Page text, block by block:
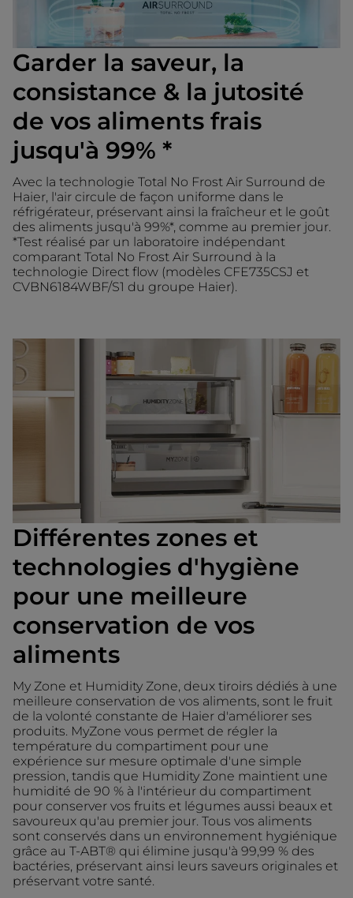
Garder la saveur, la
consistance & la jutosité
de vos aliments frais
jusqu'à 99% *
Avec la technologie Total No Frost Air Surround de
Haier, l'air circule de façon uniforme dans le
réfrigérateur, préservant ainsi la fraîcheur et le goût
des aliments jusqu'à 99%*, comme au premier jour.
*Test réalisé par un laboratoire indépendant
comparant Total No Frost Air Surround à la
technologie Direct flow (modèles CFE735CSJ et
CVBN6184WBF/S1 du groupe Haier).
Différentes zones et
technologies d'hygiène
pour une meilleure
conservation de vos
aliments
My Zone et Humidity Zone, deux tiroirs dédiés à une
meilleure conservation de vos aliments, sont le fruit
de la volonté constante de Haier d'améliorer ses
produits. MyZone vous permet de régler la
température du compartiment pour une
expérience sur mesure optimale d'une simple
pression, tandis que Humidity Zone maintient une
humidité de 90 % à l'intérieur du compartiment
pour conserver vos fruits et légumes aussi beaux et
savoureux qu'au premier jour. Tous vos aliments
sont conservés dans un environnement hygiénique
grâce au T-ABT® qui élimine jusqu'à 99,99 % des
bactéries, préservant ainsi leurs saveurs originales et
préservant votre santé.